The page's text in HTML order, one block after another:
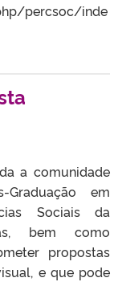
percsoc/inde
a comunidade
em
Sociais da
bem como
propostas
e que pode